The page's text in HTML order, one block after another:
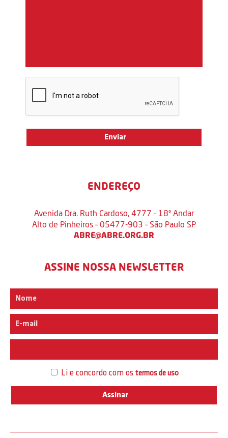
ENDEREÇO
Avenida Dra. Ruth Cardoso, 4777 – 18º Andar
Alto de Pinheiros – 05477-903 – São Paulo SP
ABRE@ABRE.ORG.BR
ASSINE NOSSA NEWSLETTER
Li e concordo com os termos de uso